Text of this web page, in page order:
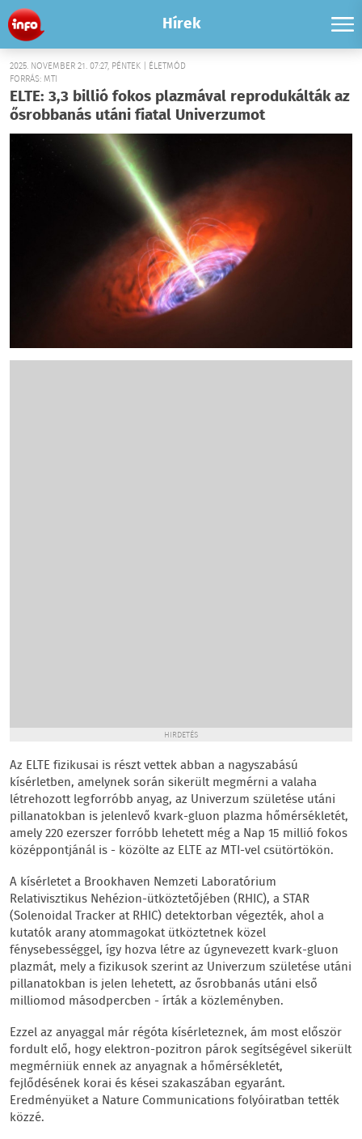
Hírek
2025. NOVEMBER 21. 07:27, PÉNTEK | ÉLETMÓD
FORRÁS: MTI
ELTE: 3,3 billió fokos plazmával reprodukálták az
ősrobbanás utáni fiatal Univerzumot
HIRDETÉS
Az ELTE fizikusai is részt vettek abban a nagyszabású
kísérletben, amelynek során sikerült megmérni a valaha
létrehozott legforróbb anyag, az Univerzum születése utáni
pillanatokban is jelenlevő kvark-gluon plazma hőmérsékletét,
amely 220 ezerszer forróbb lehetett még a Nap 15 millió fokos
középpontjánál is - közölte az ELTE az MTI-vel csütörtökön.
A kísérletet a Brookhaven Nemzeti Laboratórium
Relativisztikus Nehézion-ütköztetőjében (RHIC), a STAR
(Solenoidal Tracker at RHIC) detektorban végezték, ahol a
kutatók arany atommagokat ütköztetnek közel
fénysebességgel, így hozva létre az úgynevezett kvark-gluon
plazmát, mely a fizikusok szerint az Univerzum születése utáni
pillanatokban is jelen lehetett, az ősrobbanás utáni első
milliomod másodpercben - írták a közleményben.
Ezzel az anyaggal már régóta kísérleteznek, ám most először
fordult elő, hogy elektron-pozitron párok segítségével sikerült
megmérniük ennek az anyagnak a hőmérsékletét,
fejlődésének korai és kései szakaszában egyaránt.
Eredményüket a Nature Communications folyóiratban tették
közzé.